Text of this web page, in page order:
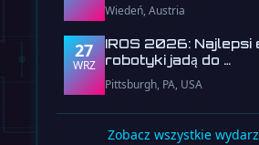
Wiedeń, Austria
27
WRZ
IROS 2026: Najlepsi
robotyki jadą do …
Pittsburgh, PA, USA
Zobacz wszystkie